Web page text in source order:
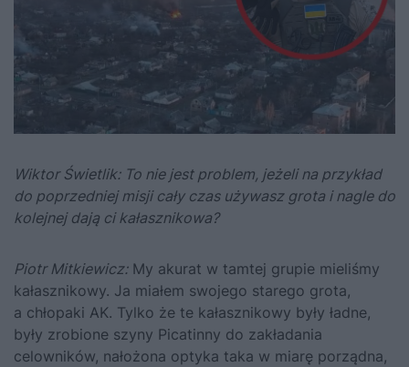
Wiktor Świetlik: To nie jest problem, jeżeli na przykład
do poprzedniej misji cały czas używasz grota i nagle do
kolejnej dają ci kałasznikowa?
Piotr Mitkiewicz:My akurat w tamtej grupie mieliśmy
kałasznikowy. Ja miałem swojego starego grota,
a chłopaki AK. Tylko że te kałasznikowy były ładne,
były zrobione szyny Picatinny do zakładania
celowników, nałożona optyka taka w miarę porządna,